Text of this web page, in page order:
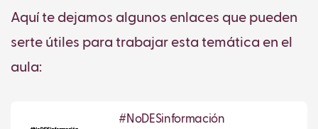
Aquí te dejamos algunos enlaces que pueden
serte útiles para trabajar esta temática en el
aula:
#NoDESinformación